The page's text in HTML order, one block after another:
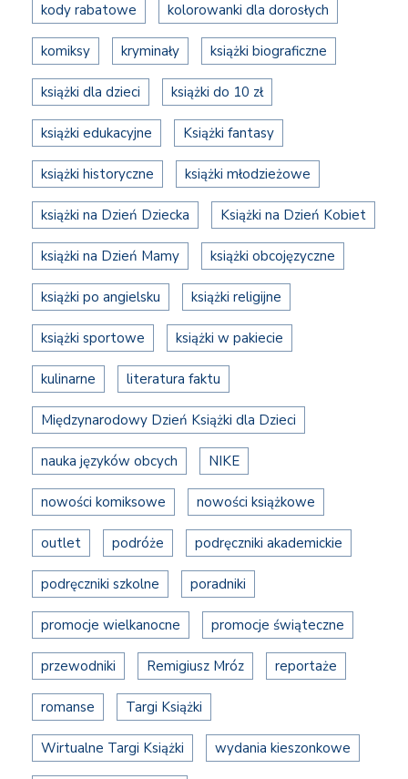
kody rabatowe kolorowanki dla dorosłych
komiksy kryminały książki biograficzne
książki dla dzieci książki do 10 zł
książki edukacyjne Książki fantasy
książki historyczne książki młodzieżowe
książki na Dzień Dziecka Książki na Dzień Kobiet
książki na Dzień Mamy książki obcojęzyczne
książki po angielsku książki religijne
książki sportowe książki w pakiecie
kulinarne literatura faktu
Międzynarodowy Dzień Książki dla Dzieci
nauka języków obcych NIKE
nowości komiksowe nowości książkowe
outlet podróże podręczniki akademickie
podręczniki szkolne poradniki
promocje wielkanocne promocje świąteczne
przewodniki Remigiusz Mróz reportaże
romanse Targi Książki
Wirtualne Targi Książki wydania kieszonkowe